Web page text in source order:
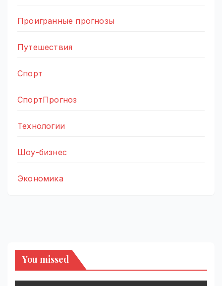
Проигранные прогнозы
Путешествия
Спорт
СпортПрогноз
Технологии
Шоу-бизнес
Экономика
You missed